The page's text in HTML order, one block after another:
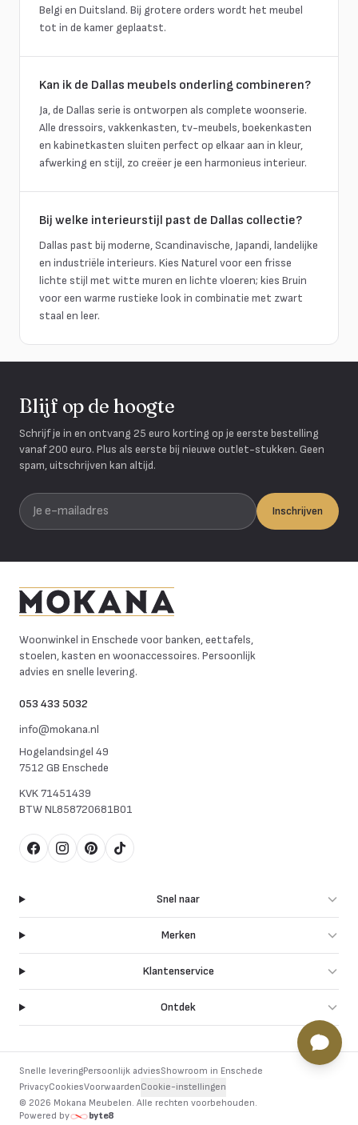
Belgi en Duitsland. Bij grotere orders wordt het meubel
tot in de kamer geplaatst.
Kan ik de Dallas meubels onderling combineren?
Ja, de Dallas serie is ontworpen als complete woonserie.
Alle dressoirs, vakkenkasten, tv-meubels, boekenkasten
en kabinetkasten sluiten perfect op elkaar aan in kleur,
afwerking en stijl, zo creëer je een harmonieus interieur.
Bij welke interieurstijl past de Dallas collectie?
Dallas past bij moderne, Scandinavische, Japandi, landelijke
en industriële interieurs. Kies Naturel voor een frisse
lichte stijl met witte muren en lichte vloeren; kies Bruin
voor een warme rustieke look in combinatie met zwart
staal en leer.
Blijf op de hoogte
Schrijf je in en ontvang 25 euro korting op je eerste bestelling
vanaf 200 euro. Plus als eerste bij nieuwe outlet-stukken. Geen
spam, uitschrijven kan altijd.
Je e-mailadres
Inschrijven
Woonwinkel in Enschede voor banken, eettafels,
stoelen, kasten en woonaccessoires. Persoonlijk
advies en snelle levering.
053 433 5032
info@mokana.nl
Hogelandsingel 49
7512 GB Enschede
KVK71451439
BTWNL858720681B01
FacebookInstagram
Pinterest
TikTok
Snel naar
Merken
Klantenservice
Ontdek
Snelle leveringPersoonlijk adviesShowroom in Enschede
PrivacyCookiesVoorwaardenCookie-instellingen
© 2026 Mokana Meubelen. Alle rechten voorbehouden.
Powered by
byte8